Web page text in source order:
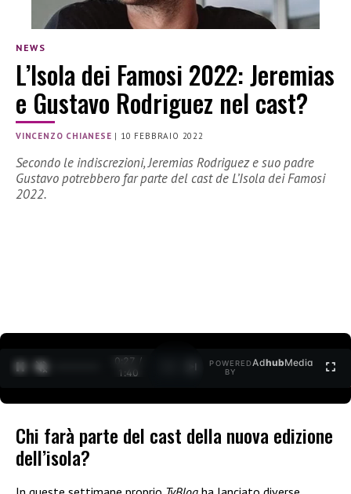
NEWS
L’Isola dei Famosi 2022: Jeremias
e Gustavo Rodriguez nel cast?
VINCENZO CHIANESE | 10 FEBBRAIO 2022
Secondo le indiscrezioni, Jeremias Rodriguez e suo padre
Gustavo potrebbero far parte del cast de L’Isola dei Famosi
2022.
0:27 /
1:40
POWERED
BY
AdhubMedia
Chi farà parte del cast della nuova edizione
dell’isola?